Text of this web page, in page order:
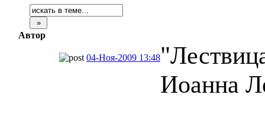
Автор
04-Ноя-2009 13:48
Иоанна